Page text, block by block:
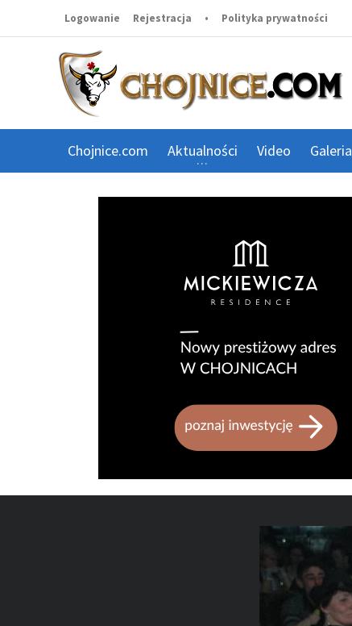
Logowanie Rejestracja • Polityka prywatności
Chojnice.com Aktualności Video Galeria